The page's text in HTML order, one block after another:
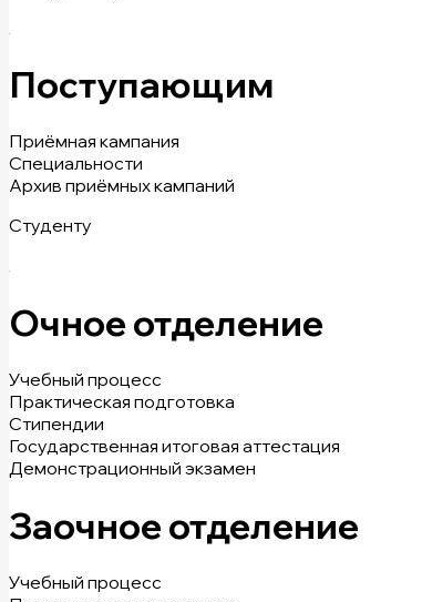
Поступающим
Приёмная кампания
Специальности
Архив приёмных кампаний
Студенту
Очное отделение
Учебный процесс
Практическая подготовка
Стипендии
Государственная итоговая аттестация
Демонстрационный экзамен
Заочное отделение
Учебный процесс